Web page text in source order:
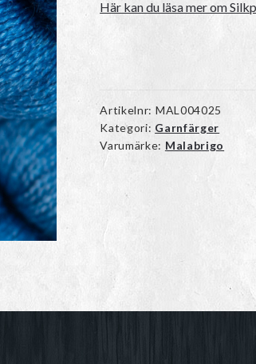
Här kan du läsa mer om
Artikelnr: MAL004025
Kategori: Garnfärger
Varumärke: Malabrigo